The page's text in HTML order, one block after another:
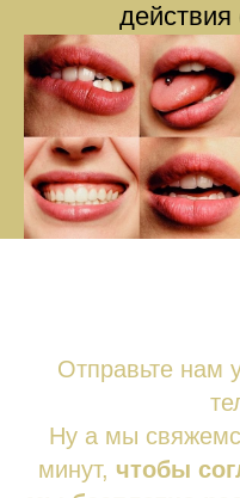
Отправьте нам
Ну а мы
минут, чтобы